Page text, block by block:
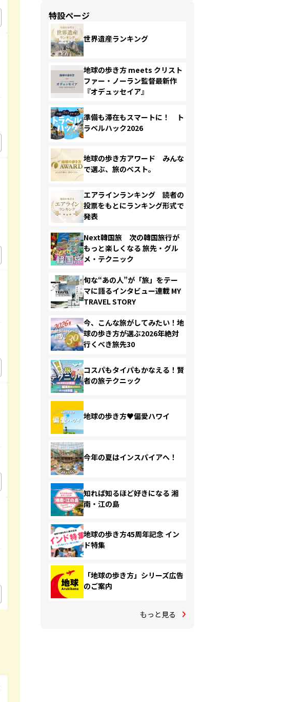
特設ページ
世界遺産ランキング
地球の歩き方 meets クリスト
ファー・ノーラン監督最新作
『オデュッセイア』
準備も滞在もスマートに！ ト
ラベルハック2026
地球の歩き方アワード みんな
で選ぶ、旅のベスト。
エアラインランキング 読者の
投票をもとにランキング形式で
発表
Next韓国旅 次の韓国旅行が
もっと楽しくなる 旅先・グル
メ・テクニック
旬な“あの人”が「旅」をテー
マに語るインタビュー連載 MY
TRAVEL STORY
今、こんな旅がしてみたい！地
球の歩き方が選ぶ2026年絶対
行くべき旅先30
コスパもタイパもかなえる！賢
者の旅テクニック
地球の歩き方♥偏愛ハワイ
今年の夏はインスパイアへ！
知れば知るほど好きになる 湘
南・江の島
地球の歩き方45周年記念 イン
ド特集
「地球の歩き方」シリーズ広告
のご案内
もっと見る